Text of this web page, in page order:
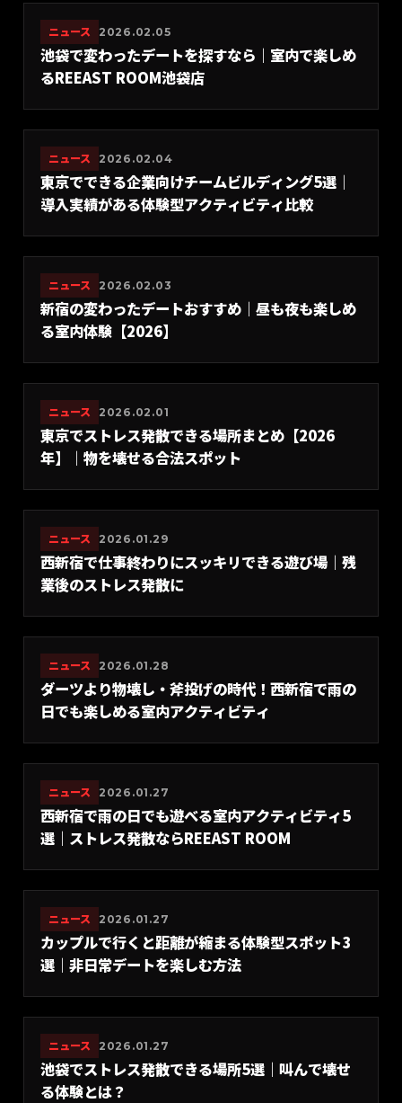
ニュース 2026.02.05
池袋で変わったデートを探すなら｜室内で楽しめ
るREEAST ROOM池袋店
ニュース 2026.02.04
東京でできる企業向けチームビルディング5選｜
導入実績がある体験型アクティビティ比較
ニュース 2026.02.03
新宿の変わったデートおすすめ｜昼も夜も楽しめ
る室内体験【2026】
ニュース 2026.02.01
東京でストレス発散できる場所まとめ【2026
年】｜物を壊せる合法スポット
ニュース 2026.01.29
西新宿で仕事終わりにスッキリできる遊び場｜残
業後のストレス発散に
ニュース 2026.01.28
ダーツより物壊し・斧投げの時代！西新宿で雨の
日でも楽しめる室内アクティビティ
ニュース 2026.01.27
西新宿で雨の日でも遊べる室内アクティビティ5
選｜ストレス発散ならREEAST ROOM
ニュース 2026.01.27
カップルで行くと距離が縮まる体験型スポット3
選｜非日常デートを楽しむ方法
ニュース 2026.01.27
池袋でストレス発散できる場所5選｜叫んで壊せ
る体験とは？